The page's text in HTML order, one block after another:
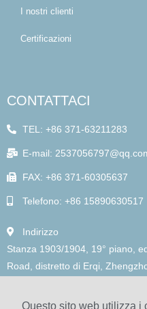
Questo sito web utilizza i
I nostri clienti
Certificazioni
CONTATTACI
TEL: +86 371-63211283
E-mail:
FAX: +86 371-60305637
Telefono: +86 15890630517
Indirizzo
Stanza 1903/1904, 19° piano,
Road, distretto di Erqi,